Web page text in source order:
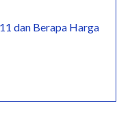
dan Berapa Harga